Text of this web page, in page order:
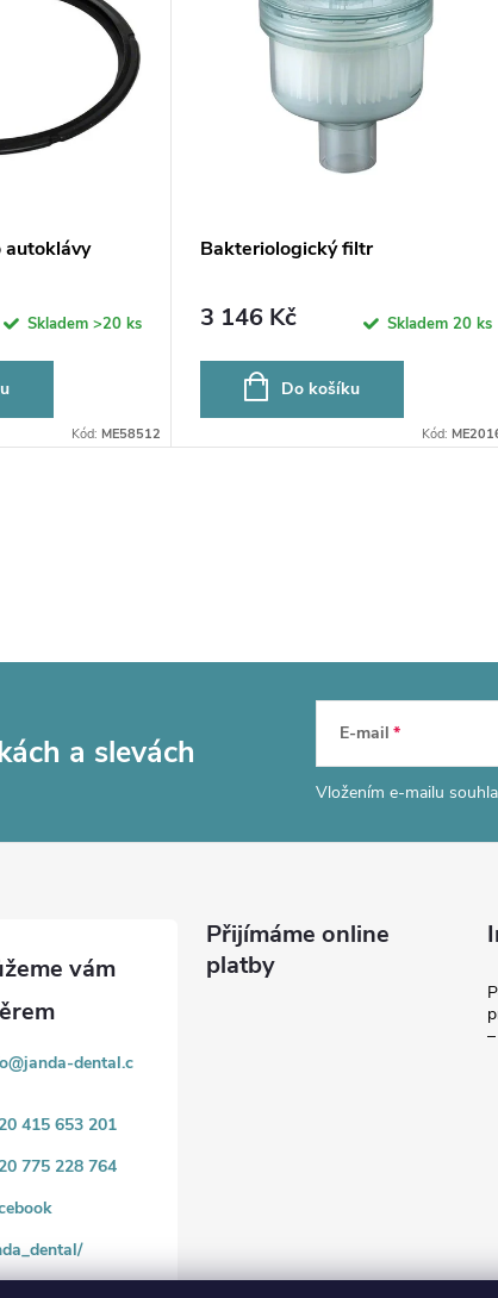
autoklávy
Skladem >20 ks
Kód: ME58512
Bakteriologický filtr
3 146 Kč Skladem 20 ks
Do košíku
Kód:
a slevách E-mail
Vložením e-mailu
@janda-dental.c
415 653 201
775 228 764
Přijímáme online
platby